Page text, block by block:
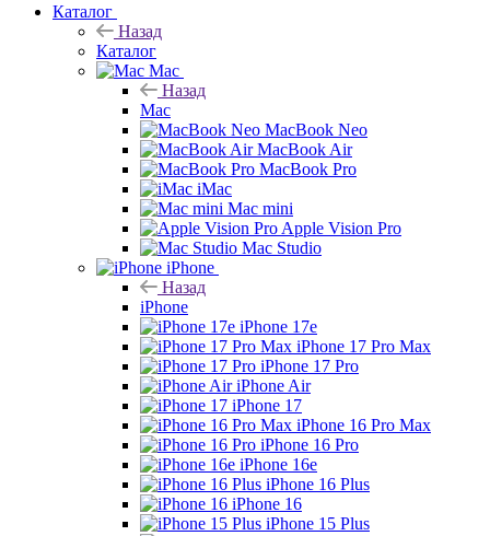
Каталог
Назад
Каталог
Mac
Назад
Mac
MacBook Neo
MacBook Air
MacBook Pro
iMac
Mac mini
Apple Vision Pro
Mac Studio
iPhone
Назад
iPhone
iPhone 17e
iPhone 17 Pro Max
iPhone 17 Pro
iPhone Air
iPhone 17
iPhone 16 Pro Max
iPhone 16 Pro
iPhone 16e
iPhone 16 Plus
iPhone 16
iPhone 15 Plus